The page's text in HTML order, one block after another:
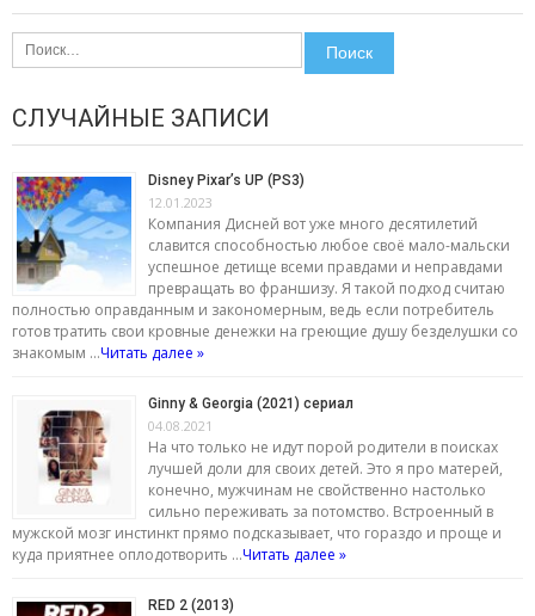
Найти:
СЛУЧАЙНЫЕ ЗАПИСИ
Disney Pixar’s UP (PS3)
12.01.2023
Компания Дисней вот уже много десятилетий
славится способностью любое своё мало-мальски
успешное детище всеми правдами и неправдами
превращать во франшизу. Я такой подход считаю
полностью оправданным и закономерным, ведь если потребитель
готов тратить свои кровные денежки на греющие душу безделушки со
знакомым …Читать далее »
Ginny & Georgia (2021) сериал
04.08.2021
На что только не идут порой родители в поисках
лучшей доли для своих детей. Это я про матерей,
конечно, мужчинам не свойственно настолько
сильно переживать за потомство. Встроенный в
мужской мозг инстинкт прямо подсказывает, что гораздо и проще и
куда приятнее оплодотворить …Читать далее »
RED 2 (2013)